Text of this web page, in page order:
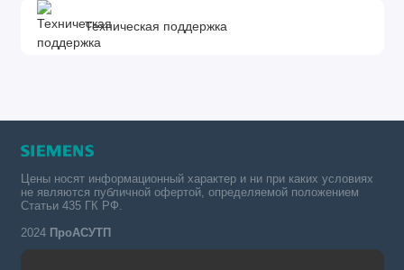
Техническая поддержка
Цены носят информационный характер и ни при каких условиях
не являются публичной офертой, определяемой положением
Статьи 435 ГК РФ.
2024 ПроАСУТП